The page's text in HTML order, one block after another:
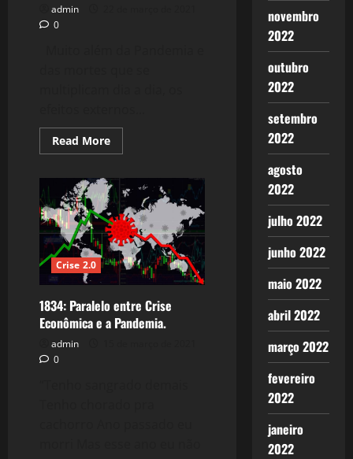
admin
0
Read MoreRead
more
FOME:
É
hora
de
Dividir
o
Pão
Crise 2.0
1834: Paralelo entre Crise
Econômica e a Pandemia.
admin
0
novembro
2022
outubro
2022
setembro
2022
agosto
2022
julho 2022
junho 2022
maio 2022
abril 2022
março 2022
fevereiro
2022
janeiro
2022